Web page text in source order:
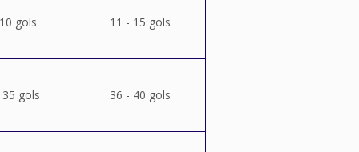
gols 11 - 15 gols
gols 36 - 40 gols